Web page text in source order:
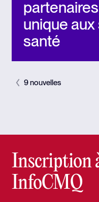
unique
santé
9 nouvelles
Inscription
InfoCMQ